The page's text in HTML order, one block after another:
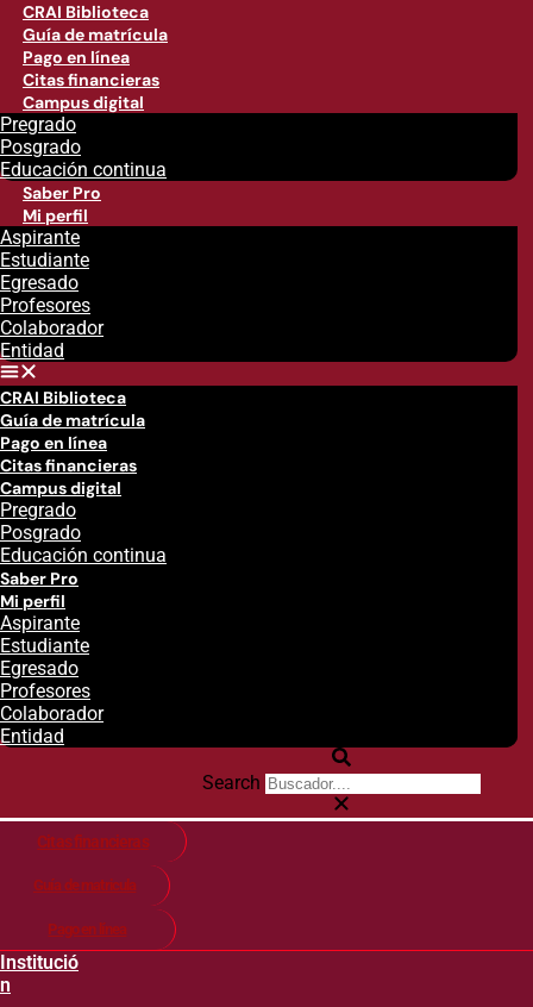
CRAI Biblioteca
Guía de matrícula
Pago en línea
Citas financieras
Campus digital
Pregrado
Posgrado
Educación continua
Saber Pro
Mi perfil
Aspirante
Estudiante
Egresado
Profesores
Colaborador
Entidad
CRAI Biblioteca
Guía de matrícula
Pago en línea
Citas financieras
Campus digital
Pregrado
Posgrado
Educación continua
Saber Pro
Mi perfil
Aspirante
Estudiante
Egresado
Profesores
Colaborador
Entidad
Search
Citas financieras
Guía de matricula
Pago en línea
Institució
n